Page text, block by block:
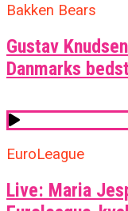
Bakken Bears
Gustav
Danmarks
EuroLeague
Live: Maria